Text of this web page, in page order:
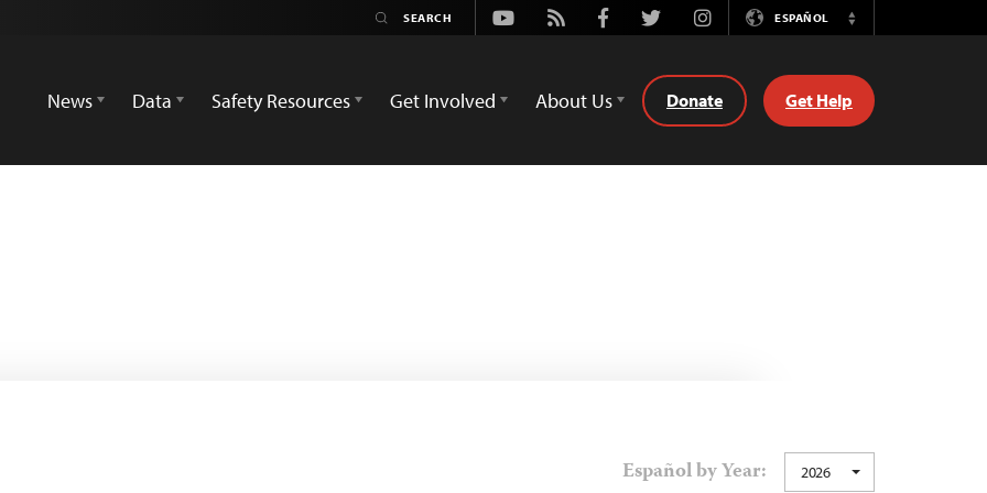
Youtube
Rss FacebookTwitterInstagramESPAÑOL
Switch
News
Data Safety Resources Get Involved About Us Donate Get Help
Español by Year: 2026